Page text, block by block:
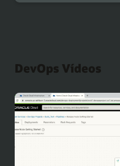
DevOps Vídeos